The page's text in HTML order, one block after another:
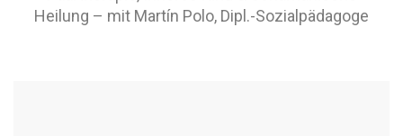
Heilung – mit Martín Polo, Dipl.-Sozialpädagoge